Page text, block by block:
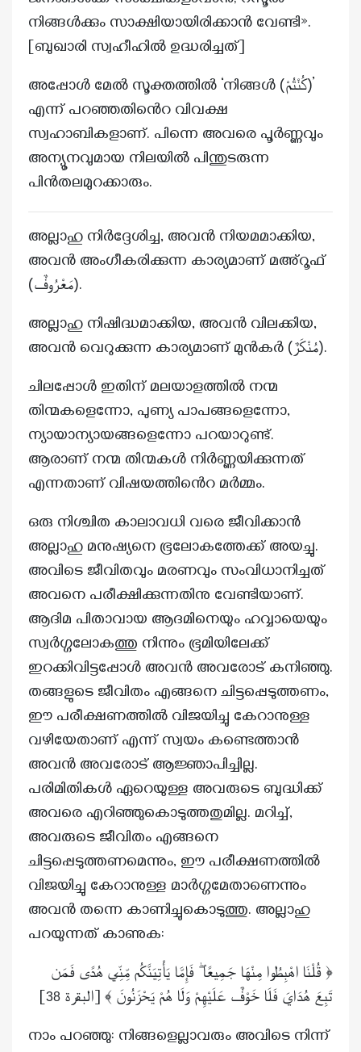
നിങ്ങൾക്കും സാക്ഷിയായിരിക്കാൻ വേണ്ടി».
[ബുഖാരി സ്വഹീഹിൽ ഉദ്ധരിച്ചത്]
അപ്പോൾ മേൽ സൂക്തത്തിൽ ‘നിങ്ങൾ (كُنْتُمْ)’
എന്ന് പറഞ്ഞതിൻെറ വിവക്ഷ
സ്വഹാബികളാണ്. പിന്നെ അവരെ പൂർണ്ണവും
അന്യൂനവുമായ നിലയിൽ പിന്തുടരുന്ന
പിൻതലമുറക്കാരും.
അല്ലാഹു നിർദ്ദേശിച്ച, അവൻ നിയമമാക്കിയ,
അവൻ അംഗീകരിക്കുന്ന കാര്യമാണ് മഅ്റൂഫ്
(مَعْرُوفٌ).
അല്ലാഹു നിഷിദ്ധമാക്കിയ, അവൻ വിലക്കിയ,
അവൻ വെറുക്കുന്ന കാര്യമാണ് മുൻകർ (مُنْكَرٌ).
ചിലപ്പോൾ ഇതിന് മലയാളത്തിൽ നന്മ
തിന്മകളെന്നോ, പുണ്യ പാപങ്ങളെന്നോ,
ന്യായാന്യായങ്ങളെന്നോ പറയാറുണ്ട്.
ആരാണ് നന്മ തിന്മകൾ നിർണ്ണയിക്കുന്നത്
എന്നതാണ് വിഷയത്തിൻെറ മർമ്മം.
ഒരു നിശ്ചിത കാലാവധി വരെ ജീവിക്കാൻ
അല്ലാഹു മനുഷ്യനെ ഭൂലോകത്തേക്ക് അയച്ചു.
അവിടെ ജീവിതവും മരണവും സംവിധാനിച്ചത്
അവനെ പരീക്ഷിക്കുന്നതിനു വേണ്ടിയാണ്.
ആദിമ പിതാവായ ആദമിനെയും ഹവ്വായെയും
സ്വർഗ്ഗലോകത്തു നിന്നും ഭൂമിയിലേക്ക്
ഇറക്കിവിട്ടപ്പോൾ അവൻ അവരോട് കനിഞ്ഞു.
തങ്ങളുടെ ജീവിതം എങ്ങനെ ചിട്ടപ്പെടുത്തണം,
ഈ പരീക്ഷണത്തിൽ വിജയിച്ചു കേറാനുള്ള
വഴിയേതാണ് എന്ന് സ്വയം കണ്ടെത്താൻ
അവൻ അവരോട് ആജ്ഞാപിച്ചില്ല.
പരിമിതികൾ ഏറെയുള്ള അവരുടെ ബുദ്ധിക്ക്
അവരെ എറിഞ്ഞുകൊടുത്തതുമില്ല. മറിച്ച്,
അവരുടെ ജീവിതം എങ്ങനെ
ചിട്ടപ്പെടുത്തണമെന്നും, ഈ പരീക്ഷണത്തിൽ
വിജയിച്ചു കേറാനുള്ള മാർഗ്ഗമേതാണെന്നും
അവൻ തന്നെ കാണിച്ചുകൊടുത്തു. അല്ലാഹു
പറയുന്നത് കാണുക:
﴿ قُلْنَا اهْبِطُوا مِنْهَا جَمِيعًا ۖ فَإِمَّا يَأْتِيَنَّكُم مِّنِّي هُدًى فَمَن
تَبِعَ هُدَايَ فَلَا خَوْفٌ عَلَيْهِمْ وَلَا هُمْ يَحْزَنُونَ ﴾ [البقرة 38
]
നാം പറഞ്ഞു: നിങ്ങളെല്ലാവരും അവിടെ നിന്ന്